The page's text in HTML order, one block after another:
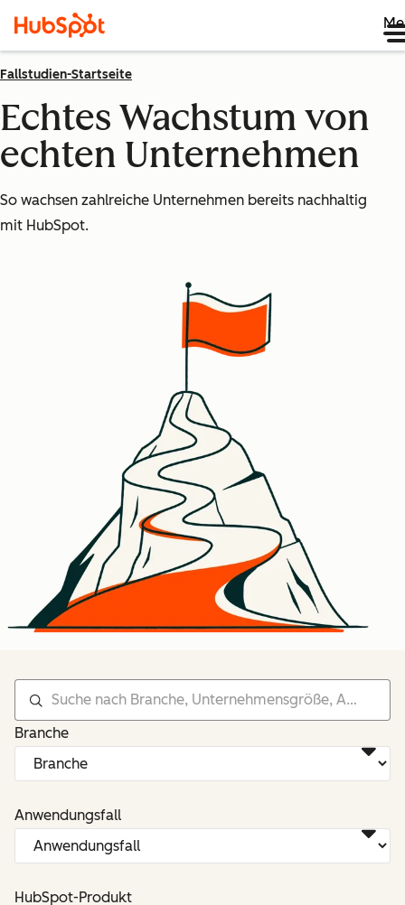
Fallstudien-Startseite
Echtes Wachstum von
echten Unternehmen
So wachsen zahlreiche Unternehmen bereits nachhaltig
mit HubSpot.
Branche
Anwendungsfall
HubSpot-Produkt